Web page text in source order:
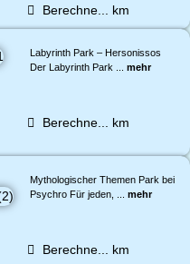
Berechne... km
Labyrinth Park – Hersonissos
Der Labyrinth Park ... mehr
Berechne... km
Mythologischer Themen Park bei
Psychro Für jeden, ... mehr
Berechne... km